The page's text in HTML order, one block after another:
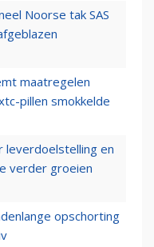
Noorse tak SAS
maatregelen
pillen smokkelde
leverdoelstelling en
verder groeien
opschorting